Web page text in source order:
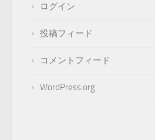
ログイン
投稿フィード
コメントフィード
WordPress.org